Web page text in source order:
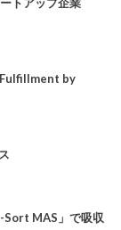
Fulfillment by
Sort MAS」で吸収